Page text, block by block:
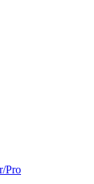
Pro